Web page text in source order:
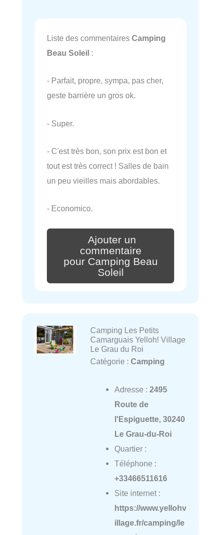
Liste des commentaires Camping
Beau Soleil :
- Parfait, propre, sympa, pas cher,
geste barrière un gros ok.
- Super.
- C'est très bon, son prix est bon et
tout est très correct ! Salles de bain
un peu vieilles mais abordables.
- Economico.
Ajouter un
commentaire
pour Camping Beau
Soleil
Camping Les Petits
Camarguais Yelloh! Village
Le Grau du Roi
Catégorie : Camping
Adresse : 2495
Route de
l'Espiguette, 30240
Le Grau-du-Roi
Quartier :
Téléphone :
+33466511616
Site internet :
https://www.yellohv
illage.fr/camping/le